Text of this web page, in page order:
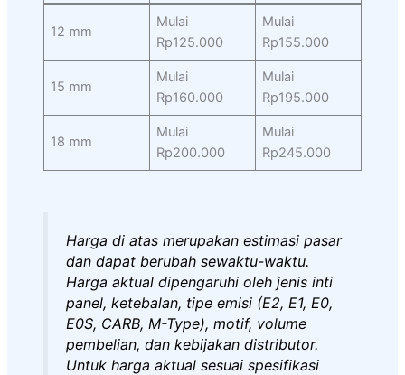
12 mm
Mulai
Rp125.000
Mulai
Rp155.000
15 mm
Mulai
Rp160.000
Mulai
Rp195.000
18 mm
Mulai
Rp200.000
Mulai
Rp245.000
Harga di atas merupakan estimasi pasar
dan dapat berubah sewaktu-waktu.
Harga aktual dipengaruhi oleh jenis inti
panel, ketebalan, tipe emisi (E2, E1, E0,
E0S, CARB, M-Type), motif, volume
pembelian, dan kebijakan distributor.
Untuk harga aktual sesuai spesifikasi